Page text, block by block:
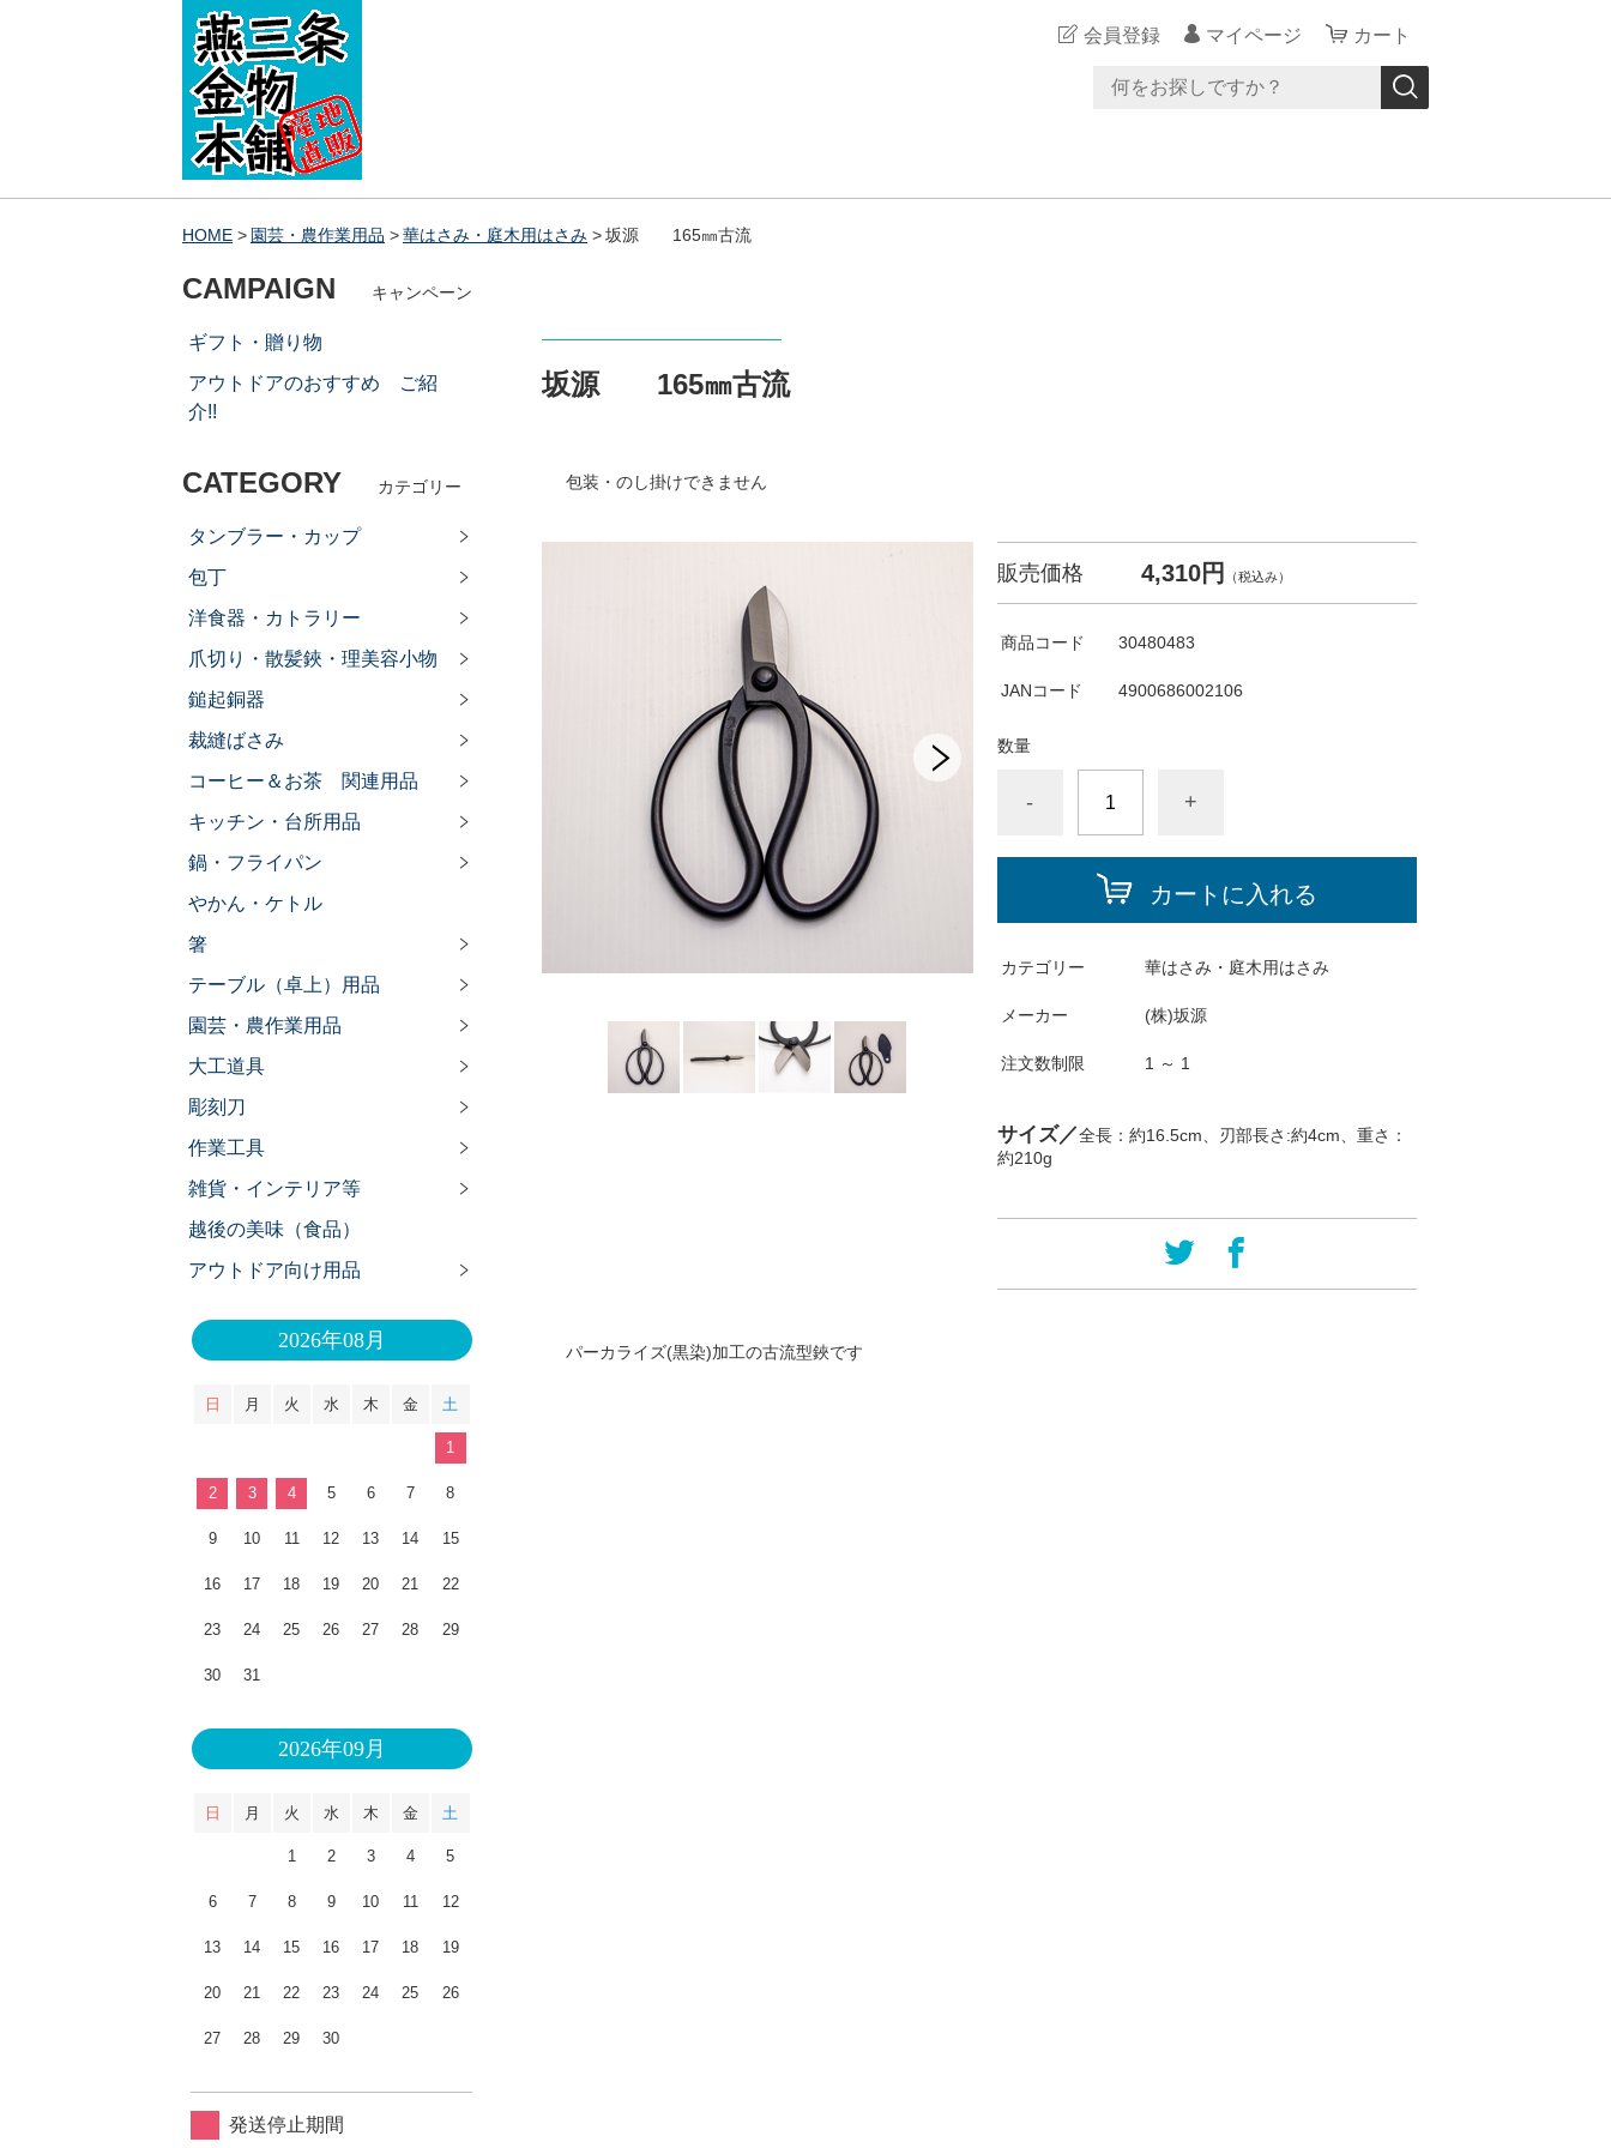
会員登録 マイページ カート
HOME 園芸・農作業用品 華はさみ・庭木用はさみ 坂源 165㎜古流
坂源 165㎜古流
包装・のし掛けできません
販売価格 4,310円 （税込み）
商品コード 30480483
JANコード 4900686002106
数量
- +
カートに入れる
カテゴリー 華はさみ・庭木用はさみ
メーカー (株)坂源
注文数制限 1 ～ 1
サイズ／全長：約16.5cm、刃部長さ:約4cm、重さ：
約210g
パーカライズ(黒染)加工の古流型鋏です
CAMPAIGN キャンペーン
ギフト・贈り物
アウトドアのおすすめ ご紹
介!!
CATEGORY カテゴリー
タンブラー・カップ
包丁
洋食器・カトラリー
爪切り・散髪鋏・理美容小物
鎚起銅器
裁縫ばさみ
コーヒー＆お茶 関連用品
キッチン・台所用品
鍋・フライパン
やかん・ケトル
箸
テーブル（卓上）用品
園芸・農作業用品
大工道具
彫刻刀
作業工具
雑貨・インテリア等
越後の美味（食品）
アウトドア向け用品
2026年08月
日 月 火 水 木 金 土
1
2 3 4 5 6 7 8
9 10 11 12 13 14 15
16 17 18 19 20 21 22
23 24 25 26 27 28 29
30 31
2026年09月
日 月 火 水 木 金 土
1 2 3 4 5
6 7 8 9 10 11 12
13 14 15 16 17 18 19
20 21 22 23 24 25 26
27 28 29 30
発送停止期間